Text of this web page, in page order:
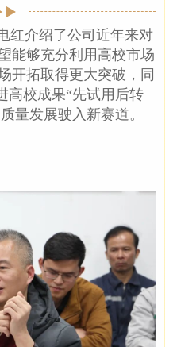
红介绍了公司近年来对
能够充分利用高校市场
开拓取得更大突破，同
高校成果“先试用后转
量发展驶入新赛道。